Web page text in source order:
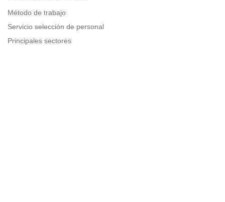
Método de trabajo
Servicio selección de personal
Principales sectores